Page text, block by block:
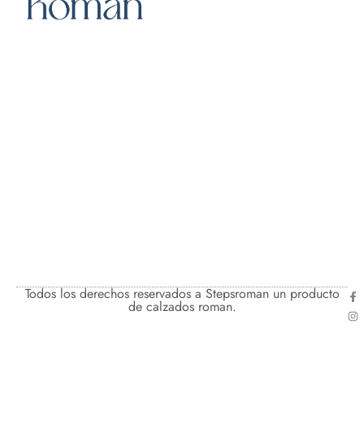
Todos los derechos reservados a Stepsroman un producto
de calzados roman.